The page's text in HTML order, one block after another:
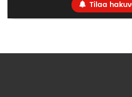
Tilaa